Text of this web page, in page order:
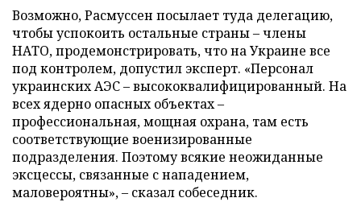
Возможно, Расмуссен посылает туда делегацию,
чтобы успокоить остальные страны–члены
НАТО, продемонстрировать, что на Украине все
под контролем, допустил эксперт. «Персонал
украинских АЭС–высококвалифицированный. На
всех ядерно опасных объектах –
профессиональная, мощная охрана, там есть
соответствующие военизированные
подразделения. Поэтому всякие неожиданные
эксцессы, связанные с нападением,
маловероятны»,– сказал собеседник.